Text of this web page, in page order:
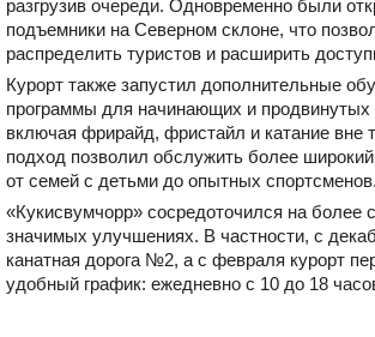
разгрузив очереди. Одновременно были
подъемники на Северном склоне, что
распределить туристов и расширить
Курорт также запустил дополнительные
программы для начинающих и продвинутых
включая фрирайд, фристайл и катание вне
подход позволил обслужить более
от семей с детьми до опытных спортсменов.
«Кукисвумчорр» сосредоточился на более
значимых улучшениях. В частности, с
канатная дорога №2, а с февраля курорт
удобный график: ежедневно с 10 до 18